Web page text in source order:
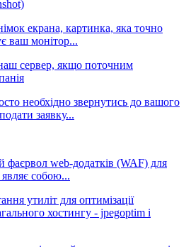
екрана, картинка, яка точно
ваш монітор...
сервер, якщо поточним
необхідно звернутись до вашого
заявку...
фаєрвол web-додатків (WAF) для
собою...
утиліт для оптимізації
хостингу - jpegoptim і